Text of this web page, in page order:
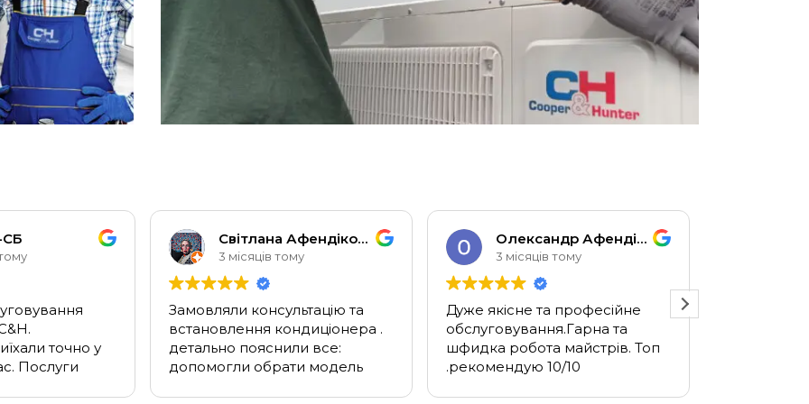
МОНТАЖ
КОНДИЦІОНЕРІВ
ДИВИТИСЬ ЦІНИ
точно у
Послуги
Світлана Афендікова
3 місяців тому
Замовляли консультацію та
встановлення кондиціонера .
детально пояснили все:
допомогли обрати модель
Олександр Афендіков
3 місяців тому
Дуже якісне та професійне
обслуговування.Гарна та
шфидка робота майстрів. Топ
.рекомендую 10/10